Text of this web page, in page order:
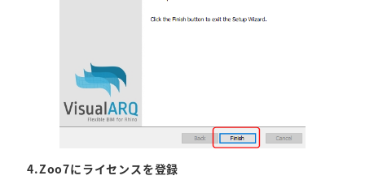
4.Zoo7にライセンスを登録